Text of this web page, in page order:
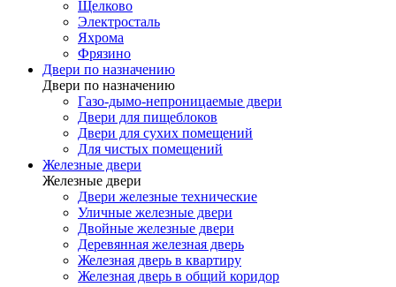
Щелково
Электросталь
Яхрома
Фрязино
Двери по назначению
Двери по назначению
Газо-дымо-непроницаемые двери
Двери для пищеблоков
Двери для сухих помещений
Для чистых помещений
Железные двери
Железные двери
Двери железные технические
Уличные железные двери
Двойные железные двери
Деревянная железная дверь
Железная дверь в квартиру
Железная дверь в общий коридор